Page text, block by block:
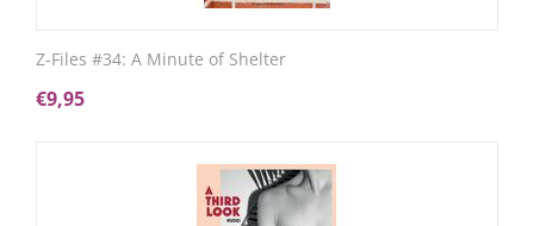
Z-Files #34: A Minute of Shelter
€9,95